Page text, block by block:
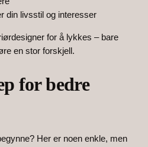
din livsstil og interesser
for å lykkes – bare
en stor forskjell.
for bedre
Her er noen enkle, men